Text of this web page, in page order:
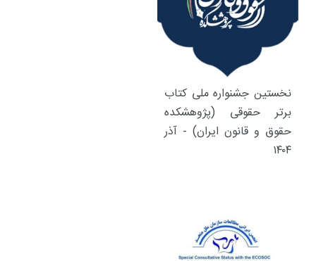
نخستین جشنواره ملی کتاب
برتر حقوقی (پژوهشکده
حقوق و قانون ایران) - آذر
۱۴۰۴